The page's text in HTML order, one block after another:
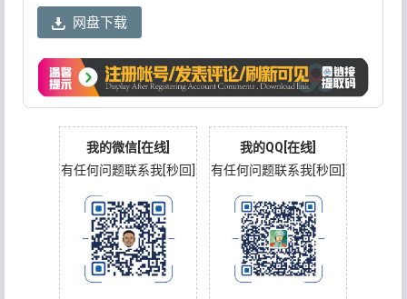
网盘下载
我的微信[在线]
有任何问题联系我[秒回]
我的QQ[在线]
有任何问题联系我[秒回]